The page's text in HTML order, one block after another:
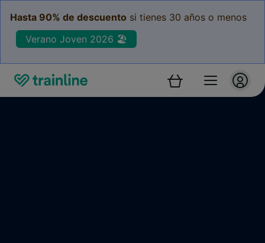
Hasta 90% de descuento si tienes 30 años o menos
Verano Joven 2026 🏖️